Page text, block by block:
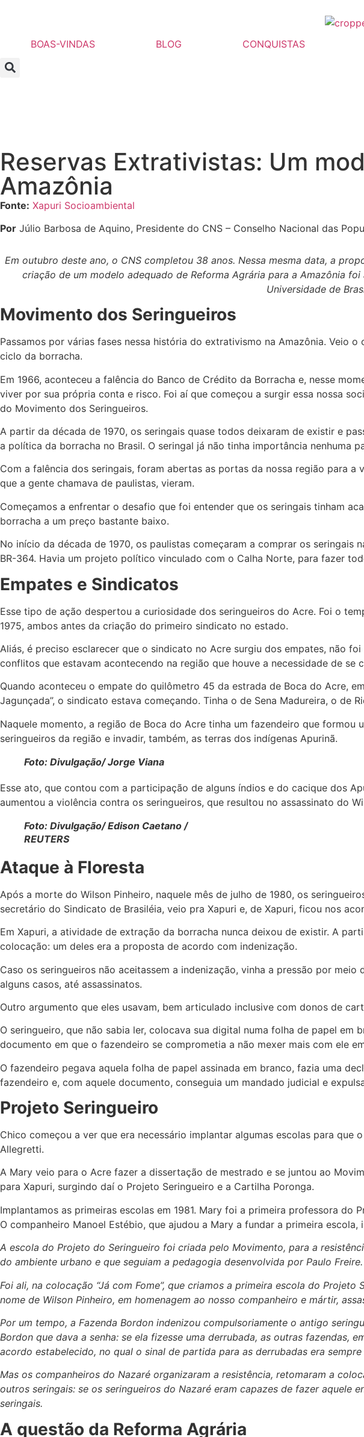
BOAS-VINDAS BLOG CONQUISTAS
Reservas Extrativistas: Um
Amazônia
Fonte: Xapuri Socioambiental
Por Júlio Barbosa de Aquino, Presidente do CNS – Conselho Nacional das
Em outubro deste ano, o CNS completou 38 anos. Nessa mesma data, a
criação de um modelo adequado de Reforma Agrária para a Amazônia
Universidade de
Movimento dos Seringueiros
Passamos por várias fases nessa história do extrativismo na Amazônia. Veio
ciclo da borracha.
Em 1966, aconteceu a falência do Banco de Crédito da Borracha e, nesse
viver por sua própria conta e risco. Foi aí que começou a surgir essa nossa
do Movimento dos Seringueiros.
A partir da década de 1970, os seringais quase todos deixaram de existir e
a política da borracha no Brasil. O seringal já não tinha importância nenhuma
Com a falência dos seringais, foram abertas as portas da nossa região para
que a gente chamava de paulistas, vieram.
Começamos a enfrentar o desafio que foi entender que os seringais tinham
borracha a um preço bastante baixo.
No início da década de 1970, os paulistas começaram a comprar os
BR-364. Havia um projeto político vinculado com o Calha Norte, para fazer
Empates e Sindicatos
Esse tipo de ação despertou a curiosidade dos seringueiros do Acre. Foi o
1975, ambos antes da criação do primeiro sindicato no estado.
Aliás, é preciso esclarecer que o sindicato no Acre surgiu dos empates, não
conflitos que estavam acontecendo na região que houve a necessidade de se
Quando aconteceu o empate do quilômetro 45 da estrada de Boca do Acre,
Jagunçada”, o sindicato estava começando. Tinha o de Sena Madureira, o de
Naquele momento, a região de Boca do Acre tinha um fazendeiro que
seringueiros da região e invadir, também, as terras dos indígenas Apurinã.
Foto: Divulgação/ Jorge Viana
Esse ato, que contou com a participação de alguns índios e do cacique dos
aumentou a violência contra os seringueiros, que resultou no assassinato do
Foto: Divulgação/ Edison Caetano /
REUTERS
Ataque à Floresta
Após a morte do Wilson Pinheiro, naquele mês de julho de 1980, os
secretário do Sindicato de Brasiléia, veio pra Xapuri e, de Xapuri, ficou nos
Em Xapuri, a atividade de extração da borracha nunca deixou de existir. A
colocação: um deles era a proposta de acordo com indenização.
Caso os seringueiros não aceitassem a indenização, vinha a pressão por
alguns casos, até assassinatos.
Outro argumento que eles usavam, bem articulado inclusive com donos de
O seringueiro, que não sabia ler, colocava sua digital numa folha de papel
documento em que o fazendeiro se comprometia a não mexer mais com ele
O fazendeiro pegava aquela folha de papel assinada em branco, fazia uma
fazendeiro e, com aquele documento, conseguia um mandado judicial e
Projeto Seringueiro
Chico começou a ver que era necessário implantar algumas escolas para
Allegretti.
A Mary veio para o Acre fazer a dissertação de mestrado e se juntou ao
para Xapuri, surgindo daí o Projeto Seringueiro e a Cartilha Poronga.
Implantamos as primeiras escolas em 1981. Mary foi a primeira professora do
O companheiro Manoel Estébio, que ajudou a Mary a fundar a primeira
A escola do Projeto do Seringueiro foi criada pelo Movimento, para a
do ambiente urbano e que seguiam a pedagogia desenvolvida por Paulo Freire.
Foi ali, na colocação “Já com Fome”, que criamos a primeira escola do
nome de Wilson Pinheiro, em homenagem ao nosso companheiro e mártir,
Por um tempo, a Fazenda Bordon indenizou compulsoriamente o antigo
Bordon que dava a senha: se ela fizesse uma derrubada, as outras fazendas,
acordo estabelecido, no qual o sinal de partida para as derrubadas era
Mas os companheiros do Nazaré organizaram a resistência, retomaram a
outros seringais: se os seringueiros do Nazaré eram capazes de fazer
seringais.
A questão da Reforma Agrária